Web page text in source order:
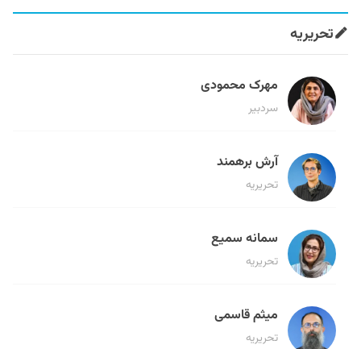
تحریریه
مهرک محمودی
سردبیر
آرش برهمند
تحریریه
سمانه سمیع
تحریریه
میثم قاسمی
تحریریه